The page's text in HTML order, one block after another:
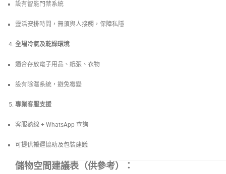
設有智能門禁系統
靈活安排時間，無須與人接觸，保障私隱
全場冷氣及乾燥環境
適合存放電子用品、紙張、衣物
設有除濕系統，避免霉變
專業客服支援
客服熱線 + WhatsApp 查詢
可提供搬運協助及包裝建議
儲物空間建議表（供參考）：